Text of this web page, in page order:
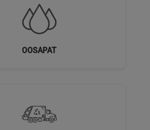
OOSAPAT